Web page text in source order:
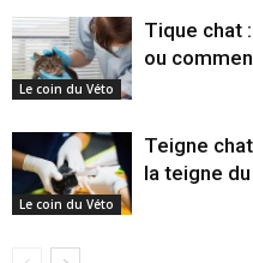
Le coin du Véto
Tique chat
ou
Le coin du Véto
Teigne
la teigne